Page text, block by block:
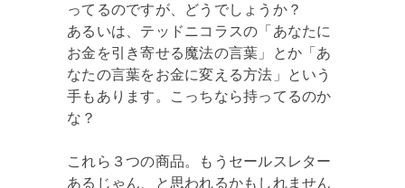
ってるのですが、どうでしょうか？
あるいは、テッドニコラスの「あなたに
お金を引き寄せる魔法の言葉」とか「あ
なたの言葉をお金に変える方法」という
手もあります。こっちなら持ってるのか
な？
これら３つの商品。もうセールスレター
あるじゃん、と思われるかもしれません